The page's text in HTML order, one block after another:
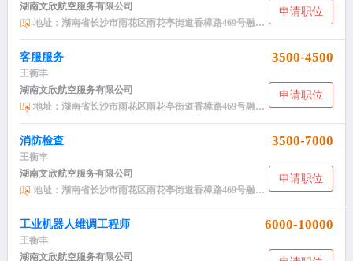
申请职位
湖南文欣航空服务有限公司
地址：湖南省长沙市雨花区雨花亭街道香樟路469号融科东南海小区NH2栋2406
客服服务 3500-4500
王衡丰
申请职位
湖南文欣航空服务有限公司
地址：湖南省长沙市雨花区雨花亭街道香樟路469号融科东南海小区NH2栋2406
消防检查 3500-7000
王衡丰
申请职位
湖南文欣航空服务有限公司
地址：湖南省长沙市雨花区雨花亭街道香樟路469号融科东南海小区NH2栋2406
工业机器人维调工程师 6000-10000
王衡丰
湖南文欣航空服务有限公司